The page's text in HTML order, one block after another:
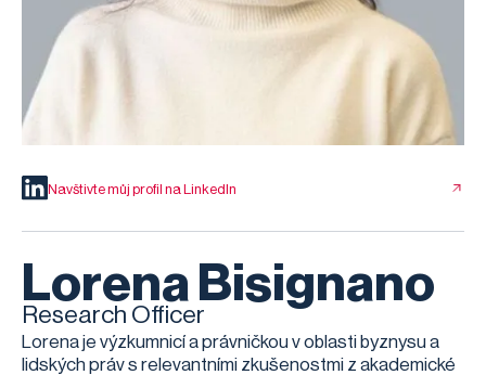
Navštivte můj profil na LinkedIn
Lorena Bisignano
Research Officer
Lorena je výzkumnicí a právničkou v oblasti byznysu a
lidských práv s relevantními zkušenostmi z akademické